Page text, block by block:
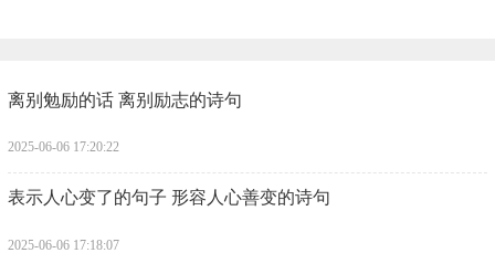
​离别勉励的话 离别励志的诗句
2025-06-06 17:20:22
​表示人心变了的句子 形容人心善变的诗句
2025-06-06 17:18:07